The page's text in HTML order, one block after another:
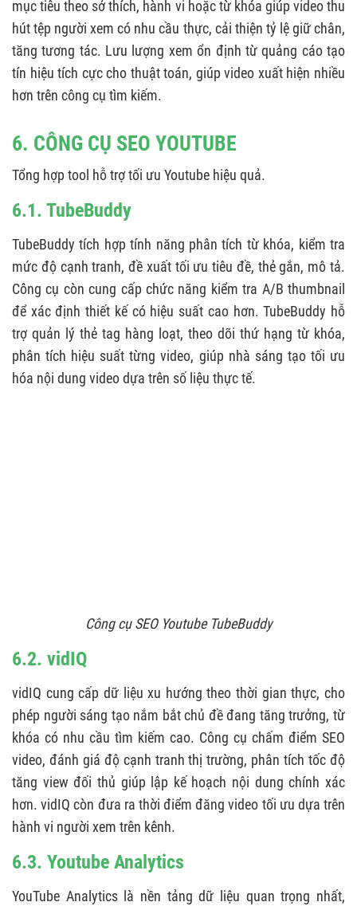
mục tiêu theo sở thích, hành vi hoặc từ khóa giúp video thu
hút tệp người xem có nhu cầu thực, cải thiện tỷ lệ giữ chân,
tăng tương tác. Lưu lượng xem ổn định từ quảng cáo tạo
tín hiệu tích cực cho thuật toán, giúp video xuất hiện nhiều
hơn trên công cụ tìm kiếm.
6. CÔNG CỤ SEO YOUTUBE
Tổng hợp tool hỗ trợ tối ưu Youtube hiệu quả.
6.1. TubeBuddy
TubeBuddy tích hợp tính năng phân tích từ khóa, kiểm tra
mức độ cạnh tranh, đề xuất tối ưu tiêu đề, thẻ gắn, mô tả.
Công cụ còn cung cấp chức năng kiểm tra A/B thumbnail
để xác định thiết kế có hiệu suất cao hơn. TubeBuddy hỗ
trợ quản lý thẻ tag hàng loạt, theo dõi thứ hạng từ khóa,
phân tích hiệu suất từng video, giúp nhà sáng tạo tối ưu
hóa nội dung video dựa trên số liệu thực tế.
Công cụ SEO Youtube TubeBuddy
6.2. vidIQ
vidIQ cung cấp dữ liệu xu hướng theo thời gian thực, cho
phép người sáng tạo nắm bắt chủ đề đang tăng trưởng, từ
khóa có nhu cầu tìm kiếm cao. Công cụ chấm điểm SEO
video, đánh giá độ cạnh tranh thị trường, phân tích tốc độ
tăng view đối thủ giúp lập kế hoạch nội dung chính xác
hơn. vidIQ còn đưa ra thời điểm đăng video tối ưu dựa trên
hành vi người xem trên kênh.
6.3. Youtube Analytics
YouTube Analytics là nền tảng dữ liệu quan trọng nhất,